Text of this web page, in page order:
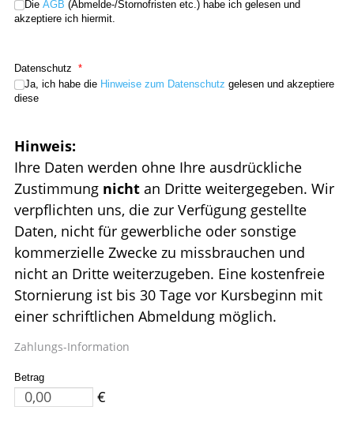
Die AGB (Abmelde-/Stornofristen etc.) habe ich gelesen und
akzeptiere ich hiermit.
Datenschutz *
Ja, ich habe die Hinweise zum Datenschutz gelesen und akzeptiere
diese
Hinweis:
Ihre Daten werden ohne Ihre ausdrückliche
Zustimmung nicht an Dritte weitergegeben. Wir
verpflichten uns, die zur Verfügung gestellte
Daten, nicht für gewerbliche oder sonstige
kommerzielle Zwecke zu missbrauchen und
nicht an Dritte weiterzugeben. Eine kostenfreie
Stornierung ist bis 30 Tage vor Kursbeginn mit
einer schriftlichen Abmeldung möglich.
Zahlungs-Information
Betrag
€